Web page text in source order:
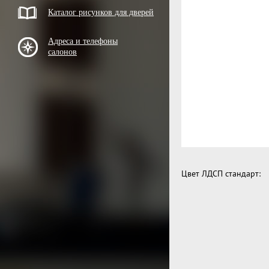
Каталог рисунков для дверей
Адреса и телефоны
салонов
Цвет ЛДСП стандарт: